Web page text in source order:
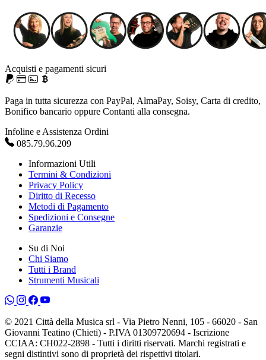
Acquisti e pagamenti sicuri
Paga in tutta sicurezza con PayPal, AlmaPay, Soisy, Carta di credito,
Bonifico bancario oppure Contanti alla consegna.
Infoline e Assistenza Ordini
085.79.96.209
Informazioni Utili
Termini & Condizioni
Privacy Policy
Diritto di Recesso
Metodi di Pagamento
Spedizioni e Consegne
Garanzie
Su di Noi
Chi Siamo
Tutti i Brand
Strumenti Musicali
© 2021 Città della Musica srl - Via Pietro Nenni, 105 - 66020 - San
Giovanni Teatino (Chieti) - P.IVA 01309720694 - Iscrizione
CCIAA: CH022-2898 - Tutti i diritti riservati. Marchi registrati e
segni distintivi sono di proprietà dei rispettivi titolari.